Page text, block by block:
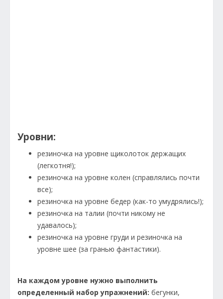
Уровни:
резиночка на уровне щиколоток держащих
(легкотня!);
резиночка на уровне колен (справлялись почти
все);
резиночка на уровне бедер (как-то умудрялись!);
резиночка на талии (почти никому не
удавалось);
резиночка на уровне груди и резиночка на
уровне шее (за гранью фантастики).
На каждом уровне нужно выполнить
определенный набор упражнений: бегунки,